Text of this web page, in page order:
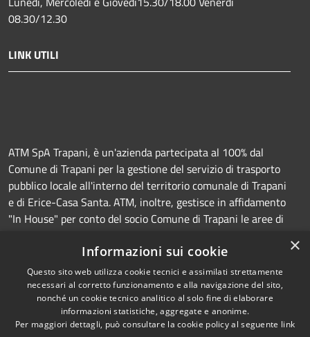
08.30/12.30
LINK UTILI
ATM SpA Trapani, è un'azienda partecipata al 100% dal
Comune di Trapani per la gestione del servizio di trasporto
pubblico locale all'interno del territorio comunale di Trapani
e di Erice-Casa Santa. ATM, inoltre, gestisce in affidamento
"In House" per conto del socio Comune di Trapani le aree di
manutenzione della segnaletica orizzontale e verticale.
RSS
Copyright © 2026 • Azienda
×
Informazioni sui cookie
Questo sito web utilizza cookie tecnici e assimilati strettamente
necessari al corretto funzionamento e alla navigazione del sito,
nonché un cookie tecnico analitico al solo fine di elaborare
informazioni statistiche, aggregate e anonime.
Per maggiori dettagli, può consultare la cookie policy al seguente link